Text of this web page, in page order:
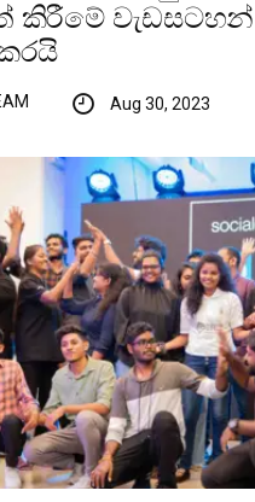
කිරීමේ වැඩසටහන්
Aug 30, 2023